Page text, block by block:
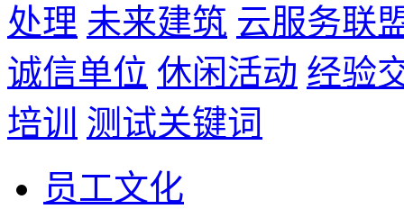
处理 未来建筑 云服务联
诚信单位 休闲活动 经验
培训 测试关键词
员工文化